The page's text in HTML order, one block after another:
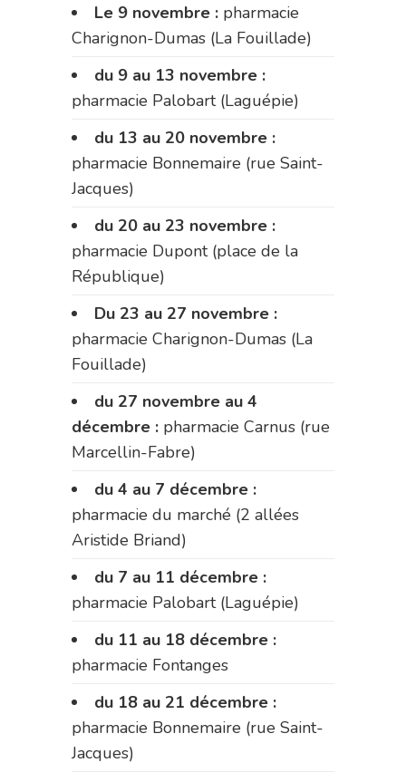
Le 9 novembre : pharmacie
Charignon-Dumas (La Fouillade)
du 9 au 13 novembre :
pharmacie Palobart (Laguépie)
du 13 au 20 novembre :
pharmacie Bonnemaire (rue Saint-
Jacques)
du 20 au 23 novembre :
pharmacie Dupont (place de la
République)
Du 23 au 27 novembre :
pharmacie Charignon-Dumas (La
Fouillade)
du 27 novembre au 4
décembre : pharmacie Carnus (rue
Marcellin-Fabre)
du 4 au 7 décembre :
pharmacie du marché (2 allées
Aristide Briand)
du 7 au 11 décembre :
pharmacie Palobart (Laguépie)
du 11 au 18 décembre :
pharmacie Fontanges
du 18 au 21 décembre :
pharmacie Bonnemaire (rue Saint-
Jacques)